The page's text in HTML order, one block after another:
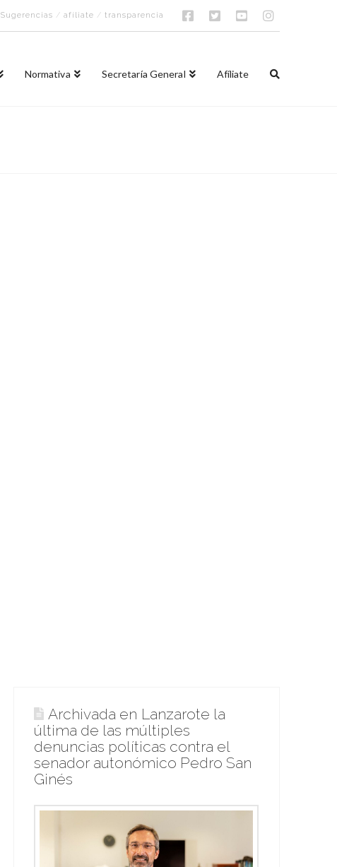
Sugerencias /afíliate /transparencia
Normativa Secretaría General Afíliate
Archivada en Lanzarote la
última de las múltiples
denuncias políticas contra el
senador autonómico Pedro San
Ginés